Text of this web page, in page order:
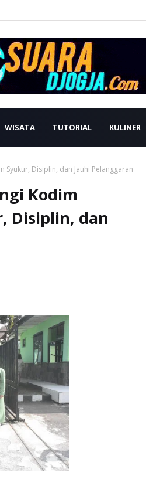
WISATA TUTORIAL KULINER
Syukur, Disiplin, dan Jauhi Pelanggaran
Kodim
Disiplin, dan